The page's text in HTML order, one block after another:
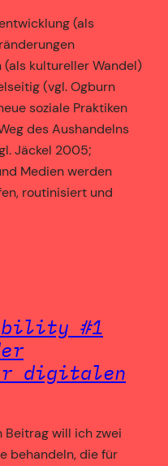
(als
kultureller Wandel)
(vgl. Ogburn
soziale Praktiken
des Aushandelns
Jäckel 2005;
Medien werden
routinisiert und
#1
digitalen
Beitrag will ich zwei
behandeln, die für